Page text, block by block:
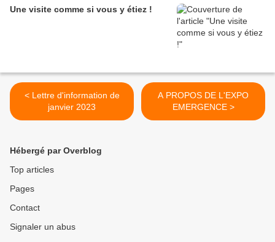
Une visite comme si vous y étiez !
< Lettre d'information de
janvier 2023
A PROPOS DE L'EXPO
EMERGENCE >
Hébergé par Overblog
Top articles
Pages
Contact
Signaler un abus